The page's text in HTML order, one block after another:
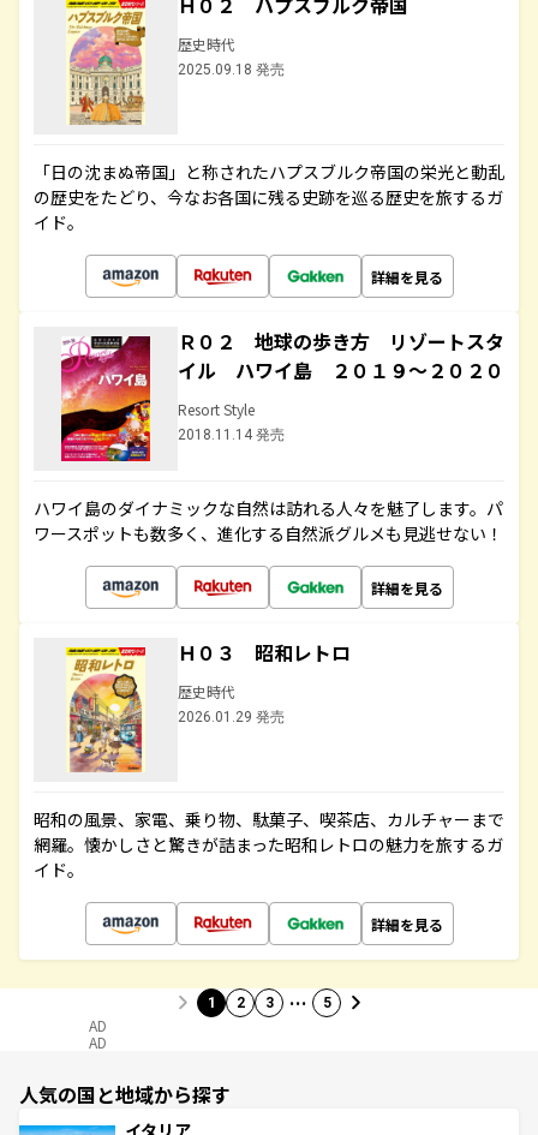
歴史時代
2025.09.18 発売
「日の沈まぬ帝国」と称されたハプスブルク帝国の栄光と動乱
の歴史をたどり、今なお各国に残る史跡を巡る歴史を旅するガ
イド。
詳細を見る
Ｒ０２ 地球の歩き方 リゾートスタ
イル ハワイ島 ２０１９～２０２０
Resort Style
2018.11.14 発売
ハワイ島のダイナミックな自然は訪れる人々を魅了します。パ
ワースポットも数多く、進化する自然派グルメも見逃せない！
詳細を見る
Ｈ０３ 昭和レトロ
歴史時代
2026.01.29 発売
昭和の風景、家電、乗り物、駄菓子、喫茶店、カルチャーまで
網羅。懐かしさと驚きが詰まった昭和レトロの魅力を旅するガ
イド。
詳細を見る
1 2 3 … 5
AD
AD
人気の国と地域から探す
イタリア